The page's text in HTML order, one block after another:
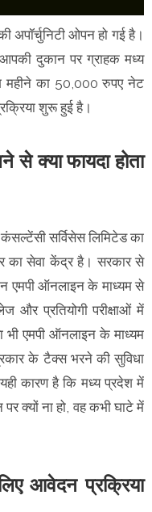
अपॉर्चुनिटी ओपन हो गई है।
दुकान पर ग्राहक मध्य
महीने का 50,000 रुपए नेट
शुरू हुई है।
क्या फायदा होता
सर्विसेस लिमिटेड का
का सेवा केंद्र है। सरकार से
एमपी ऑनलाइन के माध्यम से
प्रतियोगी परीक्षाओं में
भी एमपी ऑनलाइन के माध्यम
के टैक्स भरने की सुविधा
कारण है कि मध्य प्रदेश में
क्यों ना हो, वह कभी घाटे में
आवेदन प्रक्रिया